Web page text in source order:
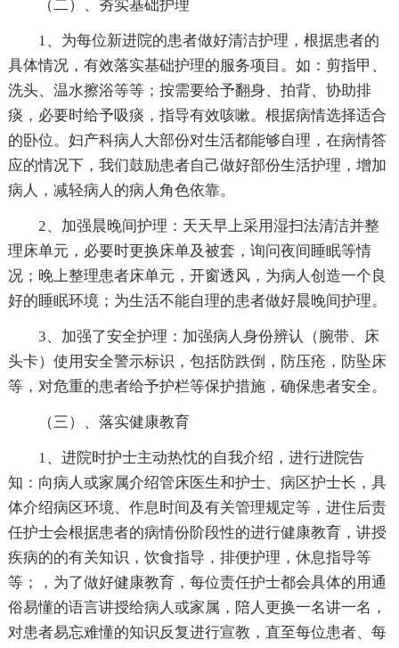
（二）、夯实基础护理
1、为每位新进院的患者做好清洁护理，根据患者的
具体情况，有效落实基础护理的服务项目。如：剪指甲、
洗头、温水擦浴等等；按需要给予翻身、拍背、协助排
痰，必要时给予吸痰，指导有效咳嗽。根据病情选择适合
的卧位。妇产科病人大部份对生活都能够自理，在病情答
应的情况下，我们鼓励患者自己做好部份生活护理，增加
病人，减轻病人的病人角色依靠。
2、加强晨晚间护理：天天早上采用湿扫法清洁并整
理床单元，必要时更换床单及被套，询问夜间睡眠等情
况；晚上整理患者床单元，开窗透风，为病人创造一个良
好的睡眠环境；为生活不能自理的患者做好晨晚间护理。
3、加强了安全护理：加强病人身份辨认（腕带、床
头卡）使用安全警示标识，包括防跌倒，防压疮，防坠床
等，对危重的患者给予护栏等保护措施，确保患者安全。
（三）、落实健康教育
1、进院时护士主动热忱的自我介绍，进行进院告
知：向病人或家属介绍管床医生和护士、病区护士长，具
体介绍病区环境、作息时间及有关管理规定等，进住后责
任护士会根据患者的病情份阶段性的进行健康教育，讲授
疾病的的有关知识，饮食指导，排便护理，休息指导等
等；，为了做好健康教育，每位责任护士都会具体的用通
俗易懂的语言讲授给病人或家属，陪人更换一名讲一名，
对患者易忘难懂的知识反复进行宣教，直至每位患者、每